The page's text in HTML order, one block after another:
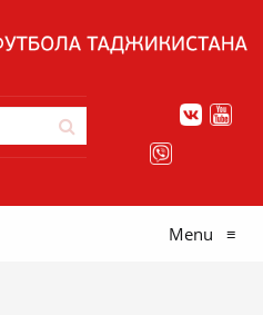
Menu ≡